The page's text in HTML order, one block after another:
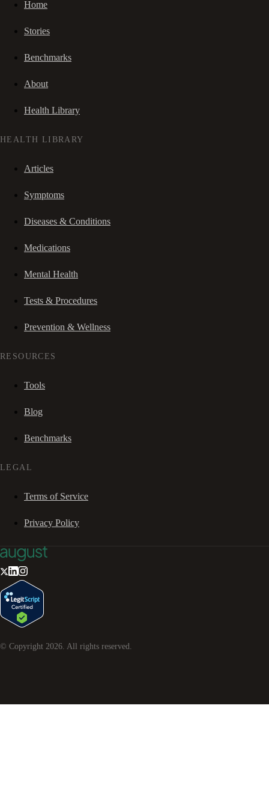
Home
Stories
Benchmarks
About
Health Library
HEALTH LIBRARY
Articles
Symptoms
Diseases & Conditions
Medications
Mental Health
Tests & Procedures
Prevention & Wellness
RESOURCES
Tools
Blog
Benchmarks
LEGAL
Terms of Service
Privacy Policy
© Copyright 2026 . All rights reserved.